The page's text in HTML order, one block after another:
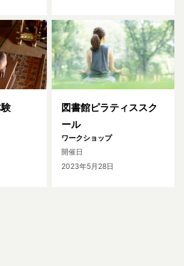
図書館ピラティススク
ール
ワークショップ
開催日
2023年5月28日